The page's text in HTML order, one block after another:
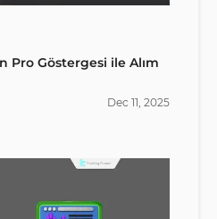
Pro Göstergesi ile Alım
Dec 11, 2025